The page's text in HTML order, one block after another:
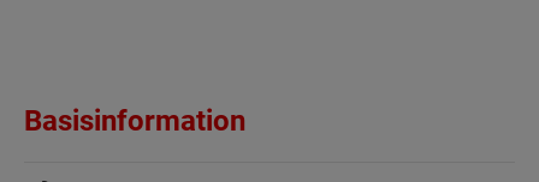
Basisinformation